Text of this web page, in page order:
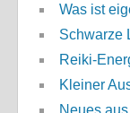
Was ist
Schwarze
Reiki-
Kleiner
Neues